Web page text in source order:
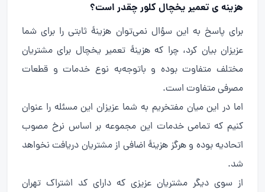
هزینه ی تعمیر یخچال کلور چقدر است؟
برای پاسخ به این سؤال نمی‌توان هزینهٔ ثابتی را برای شما
عزیزان بیان کرد، چرا که هزینهٔ تعمیر یخچال برای مشتریان
مختلف متفاوت بوده و باتوجه‌به نوع خدمات و قطعات
مصرفی متفاوت است.
اما در این میان مفتخریم به شما عزیزان این مسئله را عنوان
کنیم که تمامی خدمات این مجموعه بر اساس نرخ مصوب
اتحادیه بوده و هرگز هزینهٔ اضافی از مشتریان دریافت نخواهد
شد.
از سوی دیگر مشتریان عزیزی که دارای کد اشتراک تهران